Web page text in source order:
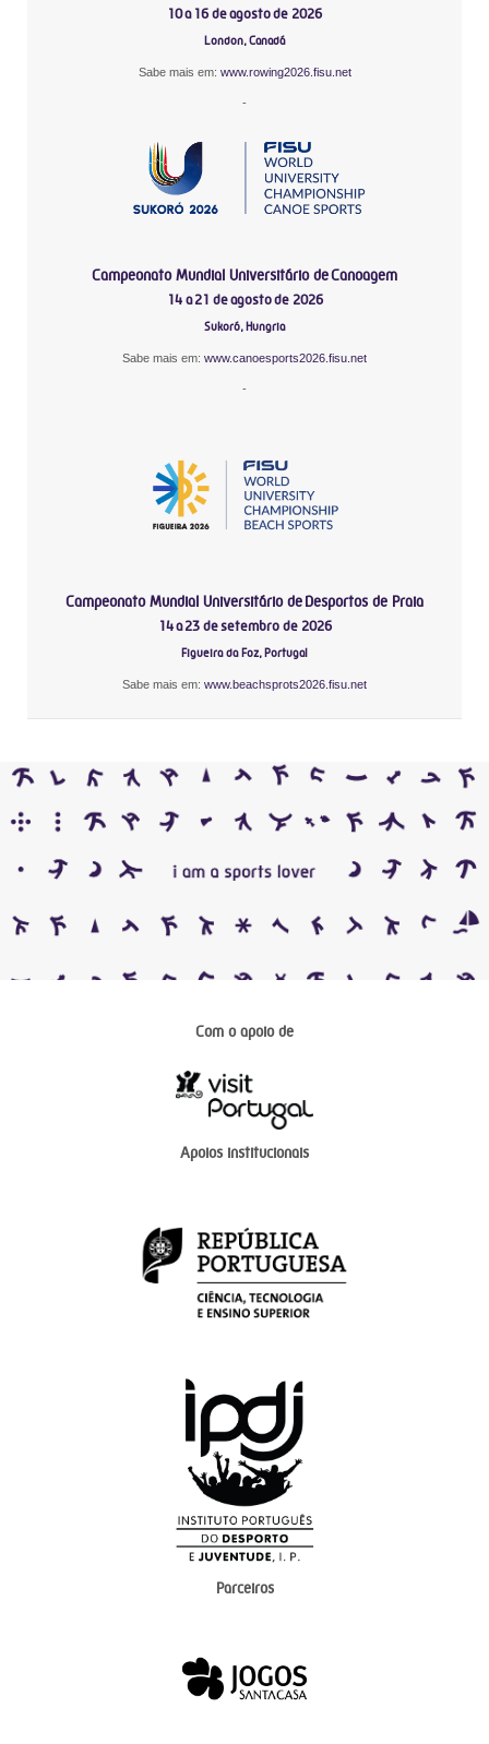
10 a 16 de agosto de 2026
London, Canadá
Sabe mais em: www.rowing2026.fisu.net
-
Campeonato Mundial Universitário de Canoagem
14 a 21 de agosto de 2026
Sukoró, Hungria
Sabe mais em: www.canoesports2026.fisu.net
-
Campeonato Mundial Universitário de Desportos de Praia
14 a 23 de setembro de 2026
Figueira da Foz, Portugal
Sabe mais em: www.beachsprots2026.fisu.net
Com o apoio de
Apoios institucionais
Parceiros